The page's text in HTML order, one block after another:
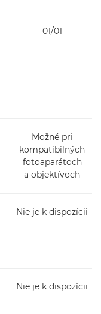
01/01
Možné pri
kompatibilných
fotoaparátoch
a objektívoch
Nie je k dispozícii
Nie je k dispozícii